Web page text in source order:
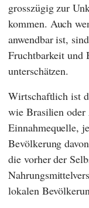
grosszügig zur
kommen. Auch
anwendbar ist,
Fruchtbarkeit und
unterschätzen.
Wirtschaftlich ist
wie Brasilien oder
Einnahmequelle,
Bevölkerung
die vorher der
lokalen